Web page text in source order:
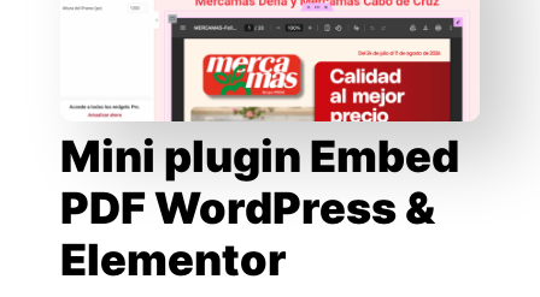
Mini plugin Embed
PDF WordPress &
Elementor